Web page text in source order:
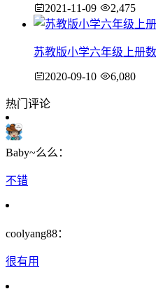
2021-11-09 2,475
苏教版小学六年级上册
2020-09-10 6,080
热门评论
Baby~么么：
不错
coolyang88：
很有用